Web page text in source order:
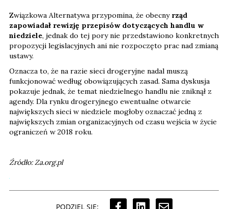
Związkowa Alternatywa przypomina, że obecny rząd
zapowiadał rewizję przepisów dotyczących handlu w
niedziele, jednak do tej pory nie przedstawiono konkretnych
propozycji legislacyjnych ani nie rozpoczęto prac nad zmianą
ustawy.
Oznacza to, że na razie sieci drogeryjne nadal muszą
funkcjonować według obowiązujących zasad. Sama dyskusja
pokazuje jednak, że temat niedzielnego handlu nie zniknął z
agendy. Dla rynku drogeryjnego ewentualne otwarcie
największych sieci w niedziele mogłoby oznaczać jedną z
największych zmian organizacyjnych od czasu wejścia w życie
ograniczeń w 2018 roku.
Źródło: Za.org.pl
PODZIEL SIĘ: